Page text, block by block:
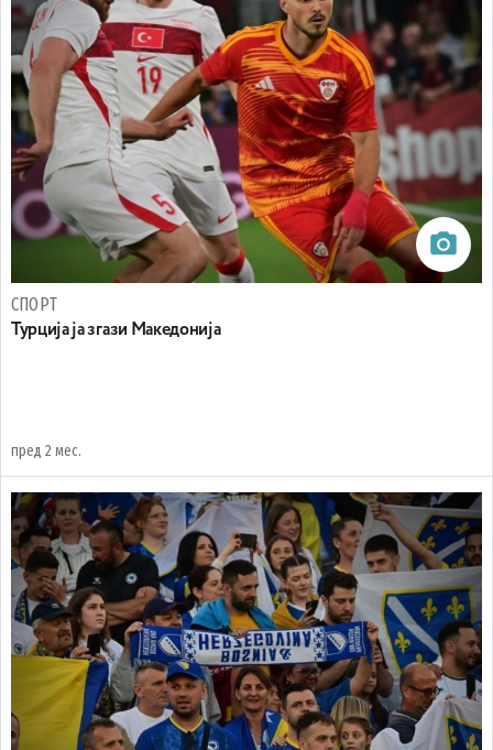
СПОРТ
Турција ја згази Македонија
пред 2 мес.